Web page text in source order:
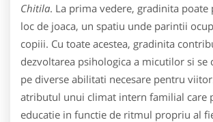
Chitila. La prima vedere, gradinita poate
loc de joaca, un spatiu unde parintii
copiii. Cu toate acestea, gradinita
dezvoltarea psihologica a micutilor si se
pe diverse abilitati necesare pentru
atributul unui climat intern familial care
educatie in functie de ritmul propriu al